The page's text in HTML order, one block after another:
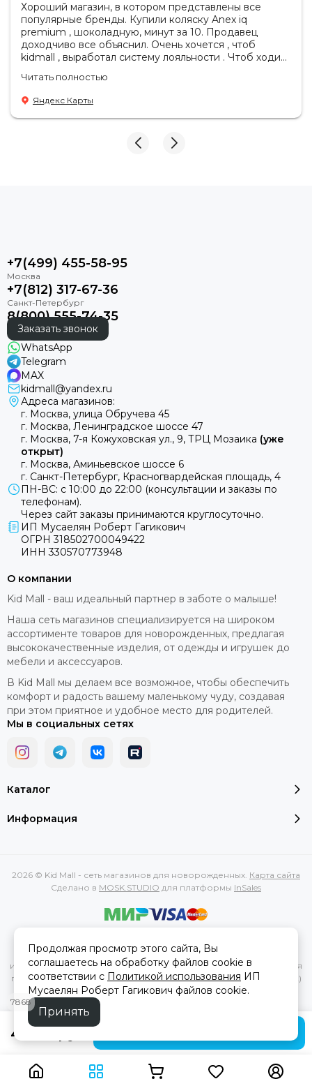
4 699 руб
Хороший магазин, в котором представлены все
популярные бренды. Купили коляску Anex iq
premium , шоколадную, минут за 10. Продавец
доходчиво все объяснил. Очень хочется , чтоб
kidmall , выработал систему лояльности . Чтоб ходить
Читать полностью
Яндекс Карты
+7(499) 455-58-95
+7(812) 317-67-36
8(800) 555-74-35
Заказать звонок
WhatsApp
Telegram
MAX
kidmall@yandex.ru
Адреса магазинов:
г. Москва, улица Обручева 45
г. Москва, Ленинградское шоссе 47
г. Москва, 7-я Кожуховская ул., 9, ТРЦ Мозаика (уже
открыт)
г. Москва, Аминьевское шоссе 6
г. Санкт-Петербург, Красногвардейская площадь, 4
ПН-ВС: с 10:00 до 22:00 (консультации и заказы по
телефонам).
Через сайт заказы принимаются круглосуточно.
ИП Мусаелян Роберт Гагикович
ОГРН 318502700049422
ИНН 330570773948
Каталог
Информация
О компании
Kid Mall - ваш идеальный партнер в заботе о малыше!
Наша сеть магазинов специализируется на широком
ассортименте товаров для новорожденных, предлагая
высококачественные изделия, от одежды и игрушек до
мебели и аксессуаров.
В Kid Mall мы делаем все возможное, чтобы обеспечить
комфорт и радость вашему маленькому чуду, создавая
при этом приятное и удобное место для родителей.
Мы в социальных сетях
2026 © Kid Mall - сеть магазинов для новорожденных. Карта сайта
Сделано в MOSK.STUDIO для платформы InSales
характеристик, стоимости товаров и услуг, носит
информационный характер и ни при каких условиях не является
публичной офертой, определяемой положениями Статьи 437(2)
Гражданского кодекса РФ.
7868
Продолжая просмотр этого сайта, Вы
соглашаетесь на обработку файлов cookie в
соответствии с Политикой использования ИП
Мусаелян Роберт Гагикович файлов cookie.
Принять